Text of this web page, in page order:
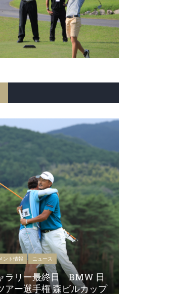
ント情報 ニュース
ラリー最終日 BMW 日
アー選手権 森ビルカップ